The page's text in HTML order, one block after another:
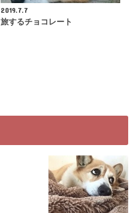
2019.7.7
旅するチョコレート